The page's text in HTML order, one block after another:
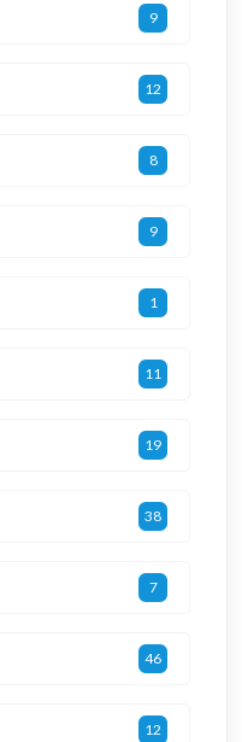
9
12
8
9
1
11
19
38
7
46
12